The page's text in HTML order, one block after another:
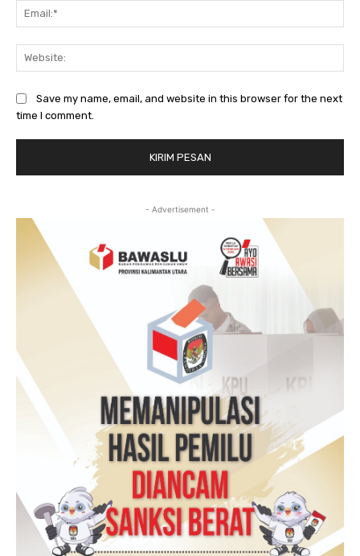
Save my name, email, and website in this browser for the next
time I comment.
- Advertisement -